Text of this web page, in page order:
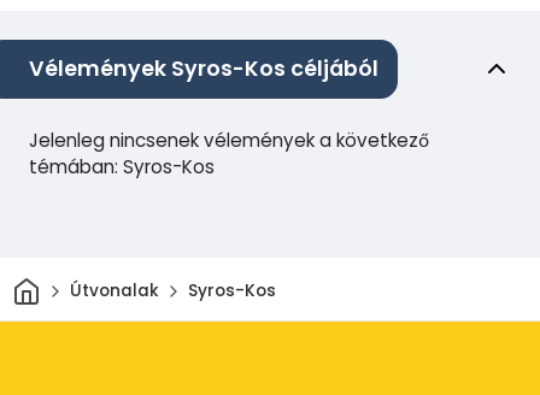
Vélemények Syros-Kos céljából
Jelenleg nincsenek vélemények a következő
témában: Syros-Kos
Otthon
Útvonalak Syros-Kos